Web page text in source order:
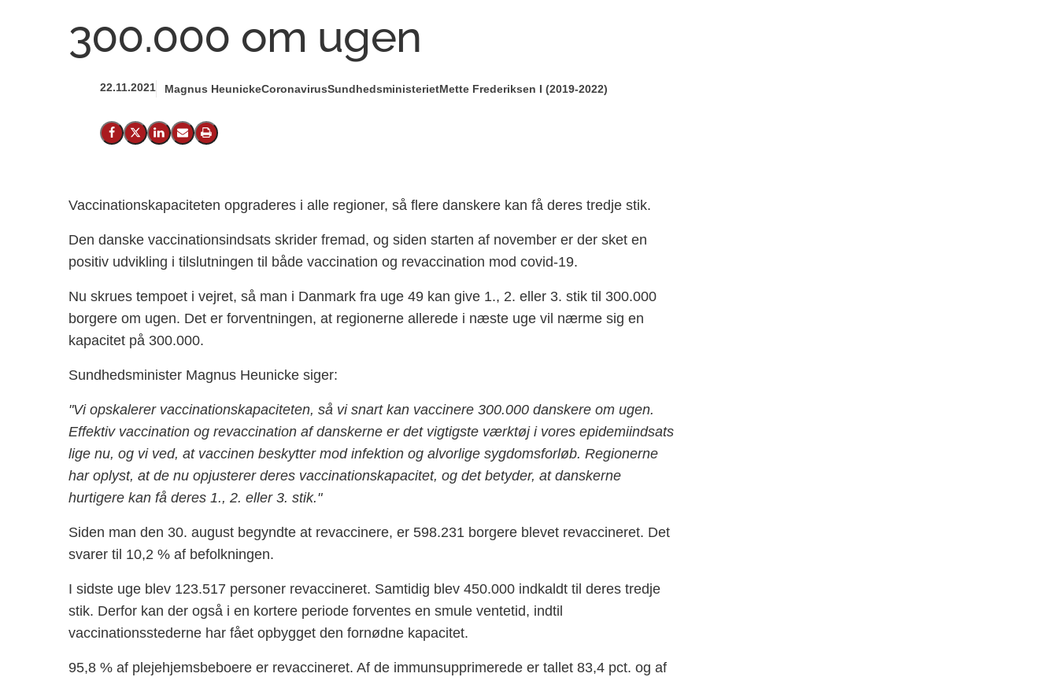
300.000 om ugen
22.11.2021 Magnus HeunickeCoronavirusSundhedsministerietMette Frederiksen I (2019-2022)
Del på Facebook
Del på X (Twitter)
Del på LinkedIn
Send email
Print
Vaccinationskapaciteten opgraderes i alle regioner, så flere danskere kan få deres tredje stik.
Den danske vaccinationsindsats skrider fremad, og siden starten af november er der sket en
positiv udvikling i tilslutningen til både vaccination og revaccination mod covid-19.
Nu skrues tempoet i vejret, så man i Danmark fra uge 49 kan give 1., 2. eller 3. stik til 300.000
borgere om ugen. Det er forventningen, at regionerne allerede i næste uge vil nærme sig en
kapacitet på 300.000.
Sundhedsminister Magnus Heunicke siger:
"Vi opskalerer vaccinationskapaciteten, så vi snart kan vaccinere 300.000 danskere om ugen.
Effektiv vaccination og revaccination af danskerne er det vigtigste værktøj i vores epidemiindsats
lige nu, og vi ved, at vaccinen beskytter mod infektion og alvorlige sygdomsforløb. Regionerne
har oplyst, at de nu opjusterer deres vaccinationskapacitet, og det betyder, at danskerne
hurtigere kan få deres 1., 2. eller 3. stik."
Siden man den 30. august begyndte at revaccinere, er 598.231 borgere blevet revaccineret. Det
svarer til 10,2 % af befolkningen.
I sidste uge blev 123.517 personer revaccineret. Samtidig blev 450.000 indkaldt til deres tredje
stik. Derfor kan der også i en kortere periode forventes en smule ventetid, indtil
vaccinationsstederne har fået opbygget den fornødne kapacitet.
95,8 % af plejehjemsbeboere er revaccineret. Af de immunsupprimerede er tallet 83,4 pct. og af